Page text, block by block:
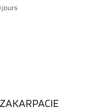
jours
ZAKARPACIE